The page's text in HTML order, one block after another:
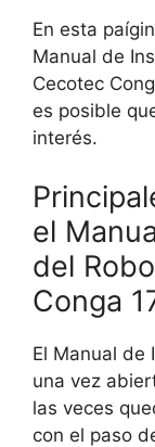
En esta
Manual de
Cecotec
es posible
interés.
el
del
Conga
El Manual de
una vez
las veces
con el paso